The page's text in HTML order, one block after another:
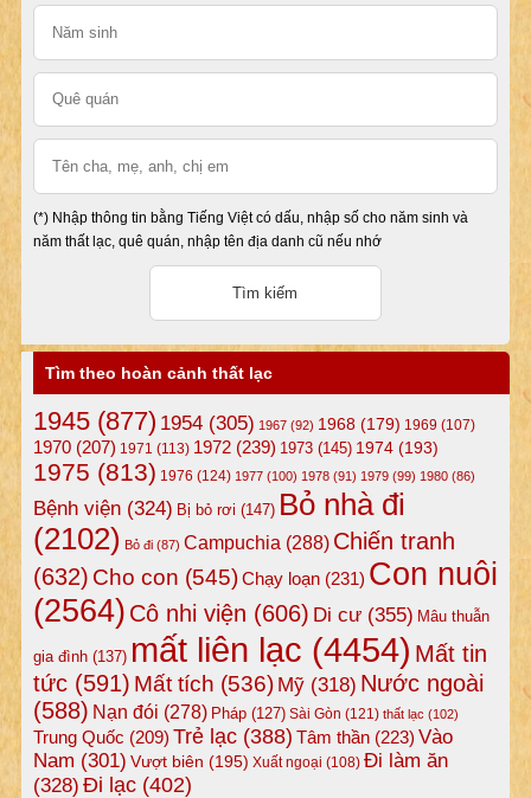
(*) Nhập thông tin bằng Tiếng Việt có dấu, nhập số cho năm sinh và
năm thất lạc, quê quán, nhập tên địa danh cũ nếu nhớ
Tìm theo hoàn cảnh thất lạc
1945(877) 1954(305) 1967(92) 1968(179) 1969 (107)
1970(207) 1971 (113) 1972(239) 1973(145) 1974(193)
1975 (813) 1976 (124) 1977(100) 1978(91) 1979(99) 1980(86)
Bệnh viện(324) Bị bỏ rơi (147) Bỏ nhà đi
(2102) Bỏ đi(87) Campuchia (288) Chiến tranh
(632) Cho con (545)Chạy loạn(231) Con nuôi
(2564) Cô nhi viện (606) Di cư(355) Mâu thuẫn
gia đình(137) mất liên lạc (4454) Mất tin
tức(591) Mất tích (536) Mỹ(318) Nước ngoài
(588) Nạn đói (278) Pháp(127) Sài Gòn (121) thất lạc (102)
Trung Quốc (209) Trẻ lạc(388) Tâm thần(223) Vào
Nam (301) Vượt biên (195) Xuất ngoại (108) Đi làm ăn
(328) Đi lạc(402)